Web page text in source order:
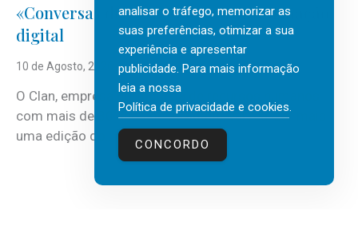
«Conversas do Clan» sobre transformação
digital
10 de Agosto, 2026
O Clan, empresa portuguesa de recursos humanos
com mais de 30 anos de atividade, vai realizar mais
uma edição do...
analisar o tráfego, memorizar as
suas preferências, otimizar a sua
experiência e apresentar
publicidade. Para mais informação
leia a nossa
Política de privacidade e cookies.
CONCORDO